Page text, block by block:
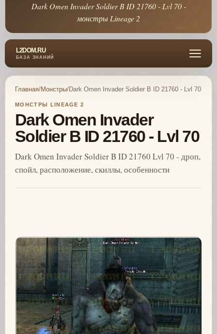
Dark Omen Invader Soldier B ID 21760 - Lvl 70 -
монстры Lineage 2
L2DOM.RU
БАЗА ЗНАНИЙ
Главная/Монстры/Dark Omen Invader Soldier B ID 21760 - Lvl 70
МОНСТРЫ LINEAGE 2
Dark Omen Invader
Soldier B ID 21760 - Lvl 70
Dark Omen Invader Soldier B ID 21760 Lvl 70 - дроп,
спойл, расположение, скиллы, особенности